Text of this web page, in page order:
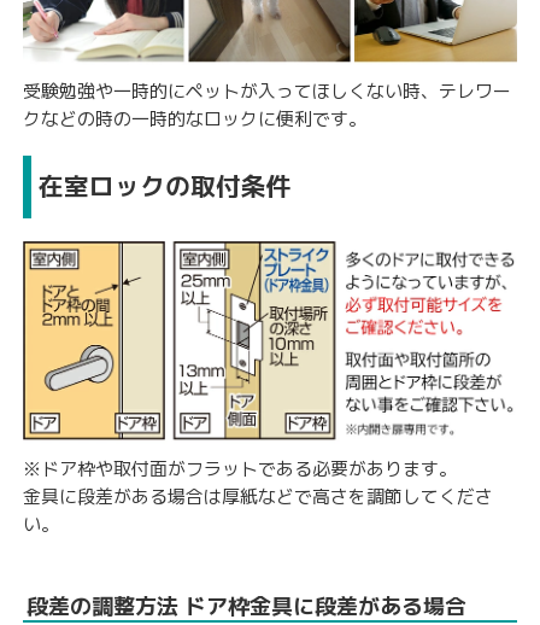
受験勉強や一時的にペットが入ってほしくない時、テレワー
クなどの時の一時的なロックに便利です。
在室ロックの取付条件
※ドア枠や取付面がフラットである必要があります。
金具に段差がある場合は厚紙などで高さを調節してくださ
い。
段差の調整方法 ドア枠金具に段差がある場合